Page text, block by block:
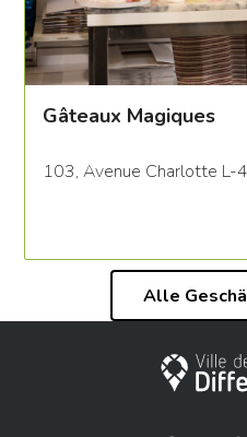
Gâteaux Magiques
103, Avenue Charlotte L-
Alle
Stadt